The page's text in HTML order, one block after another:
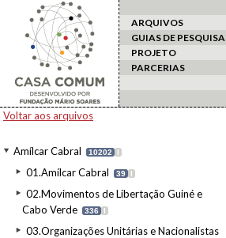
ARQUIVOS
GUIAS DE PESQUISA
PROJETO
PARCERIAS
Voltar aos arquivos
Amílcar Cabral 10202 I
01.Amílcar Cabral 39 I
02.Movimentos de Libertação Guiné e
Cabo Verde
336 I
03.Organizações Unitárias e Nacionalistas